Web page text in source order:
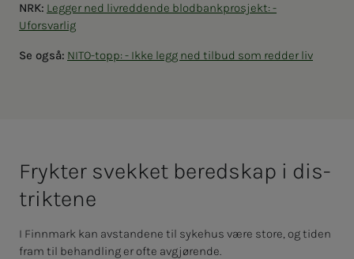
NRK: Legger ned livreddende blodbankprosjekt: -
Uforsvarlig
Se også: NITO-topp: - Ikke legg ned tilbud som redder liv
Fryk­­­ter svek­­­ket be­red­­­skap i dis­
trik­­­te­­­ne
I Finnmark kan avstandene til sykehus være store, og tiden
fram til behandling er ofte avgjørende.